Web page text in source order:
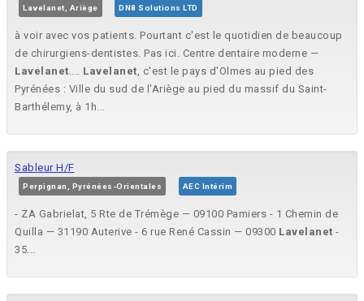
Lavelanet, Ariège DN8 Solutions LTD
à voir avec vos patients. Pourtant c'est le quotidien de beaucoup
de chirurgiens-dentistes. Pas ici. Centre dentaire moderne —
Lavelanet.... Lavelanet, c'est le pays d'Olmes au pied des
Pyrénées : Ville du sud de l'Ariège au pied du massif du Saint-
Barthélemy, à 1h...
Sableur H/F
Perpignan, Pyrénées-Orientales AEC Intérim
- ZA Gabrielat, 5 Rte de Trémège — 09100 Pamiers - 1 Chemin de
Quilla — 31190 Auterive - 6 rue René Cassin — 09300 Lavelanet -
35...